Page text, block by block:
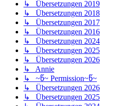
↳ Übersetzungen 2019
↳ Übersetzungen 2018
↳ Übersetzungen 2017
↳ Übersetzungen 2016
↳ Übersetzungen 2024
↳ Übersetzungen 2025
↳ Übersetzungen 2026
↳ Annie
↳ ~წ~ Permission~წ~
↳ Übersetzungen 2026
↳ Übersetzungen 2025